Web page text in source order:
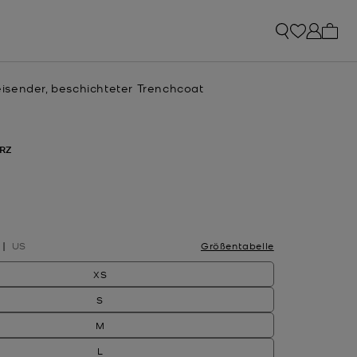
beschichteter Trenchcoat
US Größentabelle
XS
S
M
L